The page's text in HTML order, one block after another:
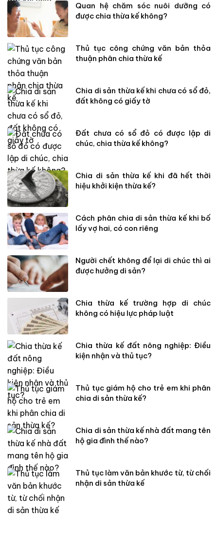
Quan hệ chăm sóc nuôi dưỡng có
được chia thừa kế không?
Thủ tục công chứng văn bản thỏa
thuận phân chia thừa kế
Chia di sản thừa kế khi chưa có sổ đỏ,
đất không có giấy tờ
Đất chưa có sổ đỏ có được lập di
chúc, chia thừa kế không?
Chia di sản thừa kế khi đã hết thời
hiệu khởi kiện thừa kế?
Cách phân chia di sản thừa kế khi bố
lấy vợ hai, có con riêng
Người chết không để lại di chúc thì ai
được hưởng di sản?
Chia thừa kế trường hợp di chúc
không có hiệu lực pháp luật
Chia thừa kế đất nông nghiệp: Điều
kiện nhận và thủ tục?
Thủ tục giám hộ cho trẻ em khi phân
chia di sản thừa kế?
Chia di sản thừa kế nhà đất mang tên
hộ gia đình thế nào?
Thủ tục làm văn bản khước từ, từ chối
nhận di sản thừa kế